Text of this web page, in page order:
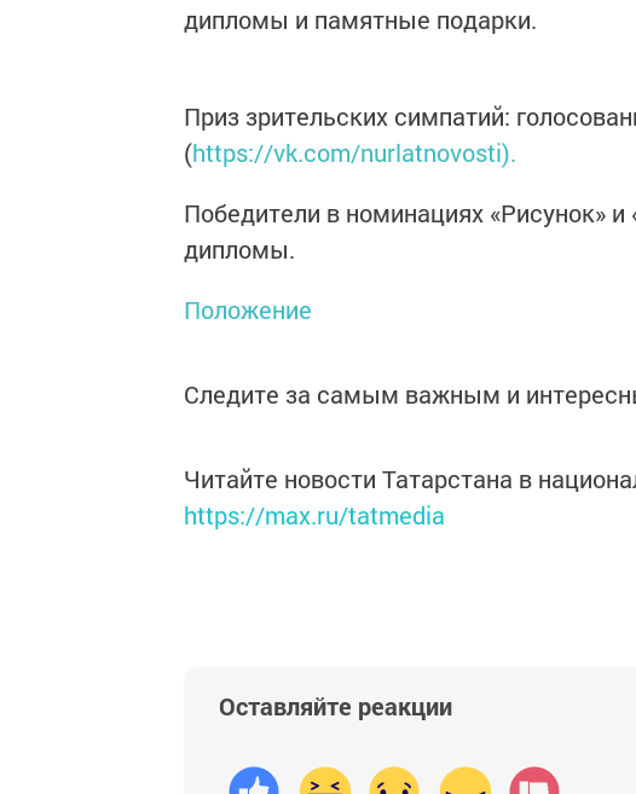
дипломы и памятные подарки.
Приз зрительских симпатий:
(https://vk.com/nurlatnovosti).
Победители в номинациях «Рисунок»
дипломы.
Положение
Следите за самым важным и
Читайте новости Татарстана в
https://max.ru/tatmedia
Оставляйте реакции